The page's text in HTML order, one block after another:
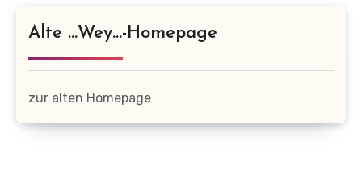
Alte …wey…-Homepage
zur alten Homepage